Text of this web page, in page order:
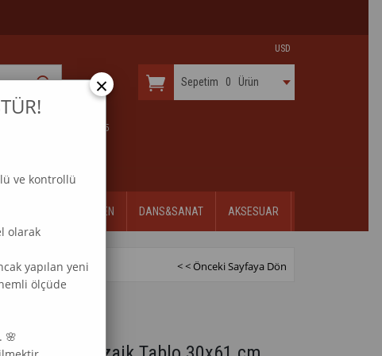
& KURULUŞ 2015
USD
Sepetim 0 Ürün
DESEN DANS&SANAT AKSESUAR
< < Önceki Sayfaya Dön
×
ve kontrollü
olarak
yapılan yeni
ölçüde
🌸